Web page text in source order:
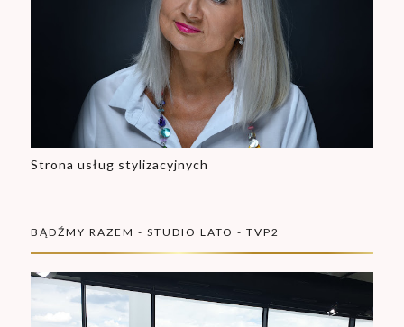
Strona usług stylizacyjnych
BĄDŹMY RAZEM - STUDIO LATO - TVP2